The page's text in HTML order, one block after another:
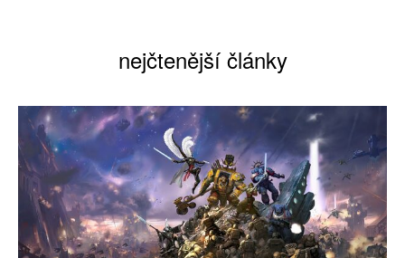
nejčtenější články